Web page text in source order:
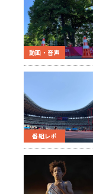
動画・音声
番組レポ